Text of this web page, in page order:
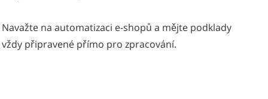
Navažte na automatizaci e-shopů a mějte podklady
vždy připravené přímo pro zpracování.